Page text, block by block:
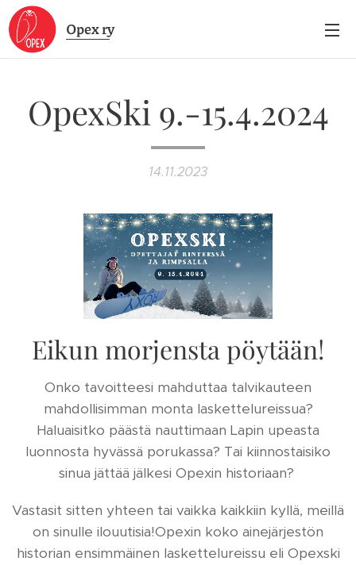
Opexry
OpexSki 9.-15.4.2024
14.11.2023
Eikun morjensta pöytään!
Onko tavoitteesi mahduttaa talvikauteen
mahdollisimman monta laskettelureissua?
Haluaisitko päästä nauttimaan Lapin upeasta
luonnosta hyvässä porukassa? Tai kiinnostaisiko
sinua jättää jälkesi Opexin historiaan?
Vastasit sitten yhteen tai vaikka kaikkiin kyllä, meillä
on sinulle ilouutisia!Opexin koko ainejärjestön
historian ensimmäinen laskettelureissu eli Opexski